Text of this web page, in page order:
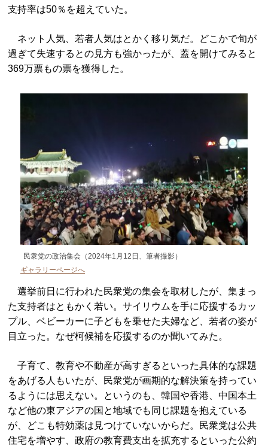
支持率は50％を超えていた。
ネット人気、若者人気はとかく移り気だ。どこかで旬が
過ぎて失速するとの見方も強かったが、蓋を開けてみると
369万票もの票を獲得した。
民衆党の政治集会（2024年1月12日、筆者撮影）
ギャラリーページへ
選挙前日に行われた民衆党の集会を取材したが、集まっ
た支持者はともかく若い。サイリウムを手に応援するカッ
プル、ベビーカーに子どもを乗せた夫婦など、若者の姿が
目立った。なぜ柯候補を応援するのか聞いてみた。
子育て、教育や不動産が高すぎるといった具体的な課題
をあげる人もいたが、民衆党が画期的な解決策を持ってい
るようには思えない。というのも、韓国や香港、中国本土
など他の東アジアの国と地域でも同じ課題を抱えている
が、どこも特効薬は見つけていないからだ。民衆党は公共
住宅を増やす、政府の教育費支出を拡充するといった公約